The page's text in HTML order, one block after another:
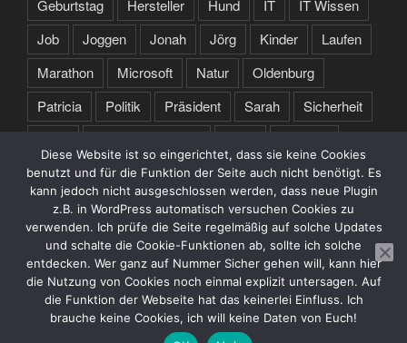
Geburtstag
Hersteller Hund IT
IT Wissen
Job
Joggen Jonah Jörg Kinder
Laufen
Marathon
Microsoft Natur
Oldenburg
Patricia
Politik Präsident Sarah
Sicherheit
Tochter
Training Trump Türkei
USA
Webseite
Zertifikate
Stolz präsentiert von WordPress
Diese Website ist so eingerichtet, dass sie keine Cookies
benutzt und für die Funktion der Seite auch nicht benötigt. Es
kann jedoch nicht ausgeschlossen werden, dass neue Plugin
z.B. in WordPress automatisch versuchen Cookies zu
verwenden. Ich prüfe die Seite regelmäßig auf solche Updates
und schalte die Cookie-Funktionen ab, sollte ich solche
entdecken. Wer ganz auf Nummer Sicher gehen will, kann hier
die Nutzung von Cookies noch einmal explizit untersagen. Auf
die Funktion der Webseite hat das keinerlei Einfluss. Ich
brauche keine Cookies, ich will keine Daten von Euch!